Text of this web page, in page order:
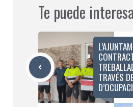
Te puede
TRAVÉS